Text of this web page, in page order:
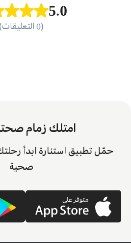
5.0
(0 التعليقات)
امتلك زمام
حمّل تطبيق استنارة ابدأ
صحية